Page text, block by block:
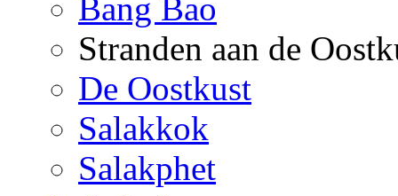
Bang Bao
Stranden aan de
De Oostkust
Salakkok
Salakphet